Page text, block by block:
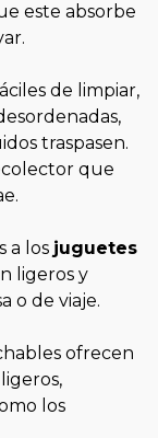
este absorbe
de limpiar,
traspasen.
que
a los juguetes
ligeros y
o de viaje.
ofrecen
los